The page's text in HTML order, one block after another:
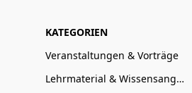
KATEGORIEN
Veranstaltungen & Vorträge
Lehrmaterial & Wissensangebote